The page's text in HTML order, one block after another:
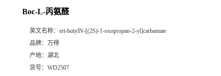
Boc-L-丙氨醛
英文名称： ert-butylN-[(2S)-1-oxopropan-2-yl]carbamate
品牌： 万得
产地： 湖北
货号： WD2507